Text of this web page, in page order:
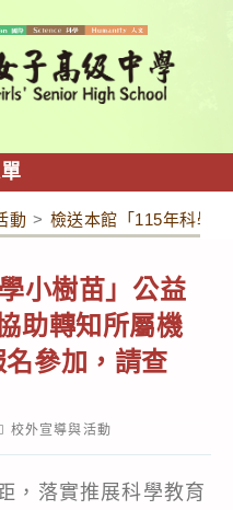
動 > 檢送本館「115年科學
小樹苗」公益
助轉知所屬機
參加，請查
校外宣導與活動
，落實推展科學教育